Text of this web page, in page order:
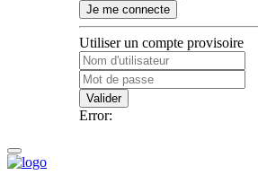
Je me connecte
Utiliser un compte provisoire
Valider
Error: